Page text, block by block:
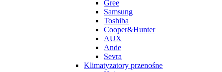
Gree
Samsung
Toshiba
Cooper&Hunter
AUX
Ande
Sevra
Klimatyzatory przenośne